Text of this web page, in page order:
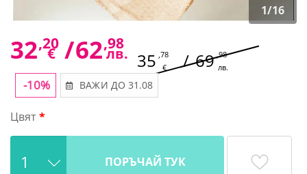
1/16
32,20
€/62,98
лв. 35 ,78
€
/69 ,98
лв.
-10% ВАЖИ ДО 31.08
Цвят
ПОРЪЧАЙ ТУК